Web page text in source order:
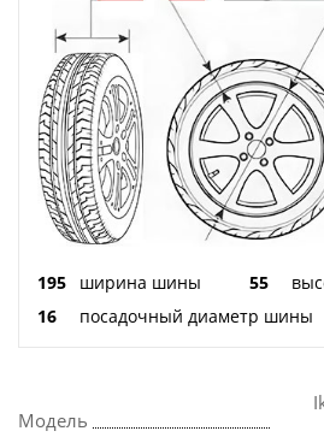
195 ширина шины 55
16
посадочный диаметр шины
Модель